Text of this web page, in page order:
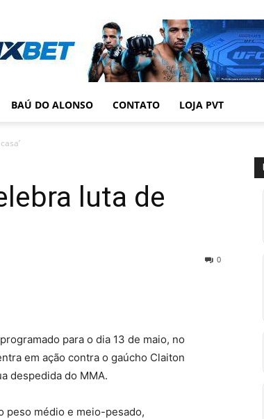
BAÚ DO ALONSO CONTATO LOJA PVT
luta de
0
para o dia 13 de maio, no
em ação contra o gaúcho Claiton
despedida do MMA.
peso médio e meio-pesado,